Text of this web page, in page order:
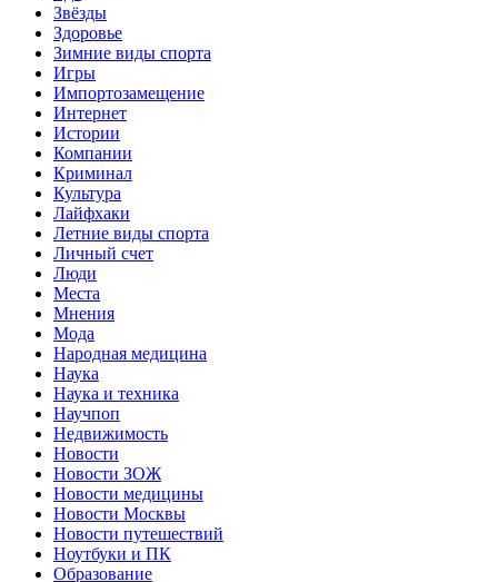
Звёзды
Здоровье
Зимние виды спорта
Игры
Импортозамещение
Интернет
Истории
Компании
Криминал
Культура
Лайфхаки
Летние виды спорта
Личный счет
Люди
Места
Мнения
Мода
Народная медицина
Наука
Наука и техника
Научпоп
Недвижимость
Новости
Новости ЗОЖ
Новости медицины
Новости Москвы
Новости путешествий
Ноутбуки и ПК
Образование